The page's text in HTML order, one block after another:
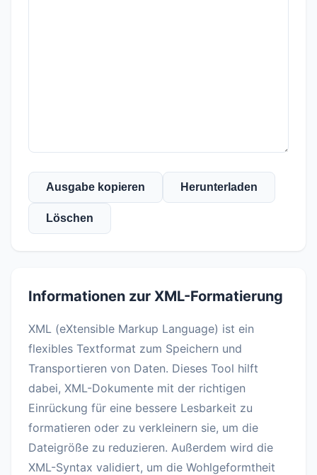
Ausgabe kopieren Herunterladen
Löschen
Informationen zur XML-Formatierung
XML (eXtensible Markup Language) ist ein
flexibles Textformat zum Speichern und
Transportieren von Daten. Dieses Tool hilft
dabei, XML-Dokumente mit der richtigen
Einrückung für eine bessere Lesbarkeit zu
formatieren oder zu verkleinern sie, um die
Dateigröße zu reduzieren. Außerdem wird die
XML-Syntax validiert, um die Wohlgeformtheit